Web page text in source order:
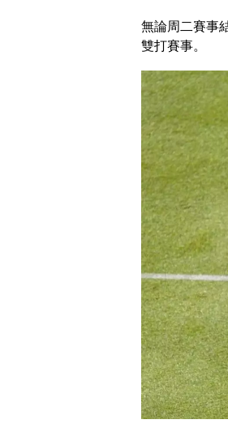
無論周二賽事
雙打賽事。